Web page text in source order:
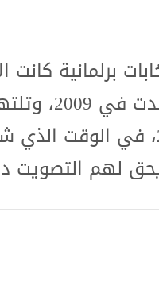
والثانية عام
2013، ثم الخامسة والأخيرة عام